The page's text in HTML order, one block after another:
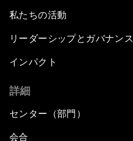
私たちの活動
リーダーシップとガバナンス
インパクト
詳細
センター（部門）
会合